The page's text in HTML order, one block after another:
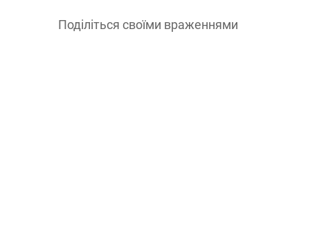
Поділіться своїми враженнями